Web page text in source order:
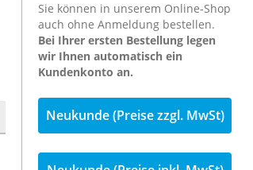
Sie können in unserem Online-Shop
auch ohne Anmeldung bestellen.
Bei Ihrer ersten Bestellung legen
wir Ihnen automatisch ein
Kundenkonto an.
Neukunde (Preise zzgl. MwSt)